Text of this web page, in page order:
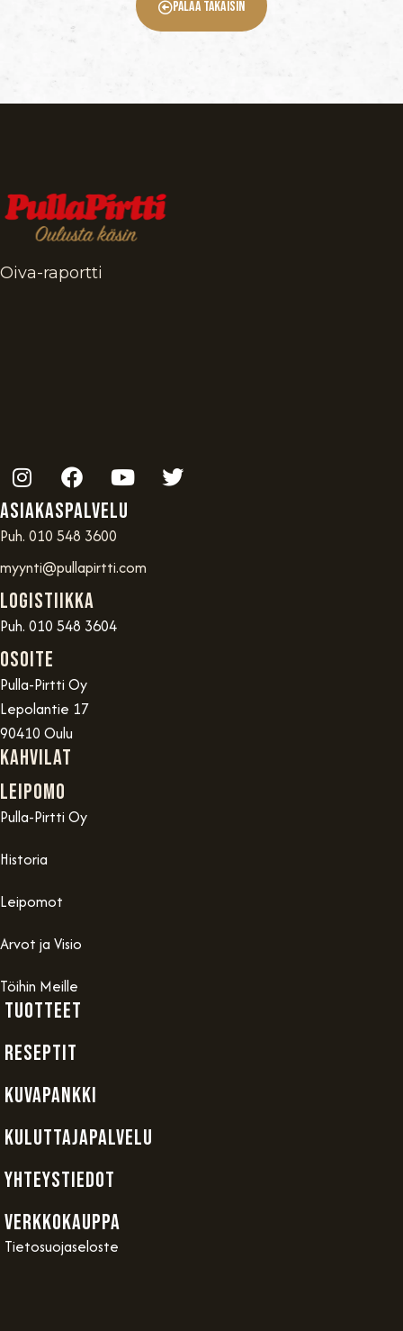
Palaa Takaisin
Oiva-raportti
Asiakaspalvelu
Puh. 010 548 3600
myynti@pullapirtti.com
Logistiikka
Puh. 010 548 3604
OSOITE
Pulla-Pirtti Oy
Lepolantie 17
90410 Oulu
Kahvilat
Leipomo
Pulla-Pirtti Oy
Historia
Leipomot
Arvot ja Visio
Töihin Meille
TUOTTEET
RESEPTIT
KUVAPANKKI
KULUTTAJAPALVELU
YHTEYSTIEDOT
VERKKOKAUPPA
Tietosuojaseloste